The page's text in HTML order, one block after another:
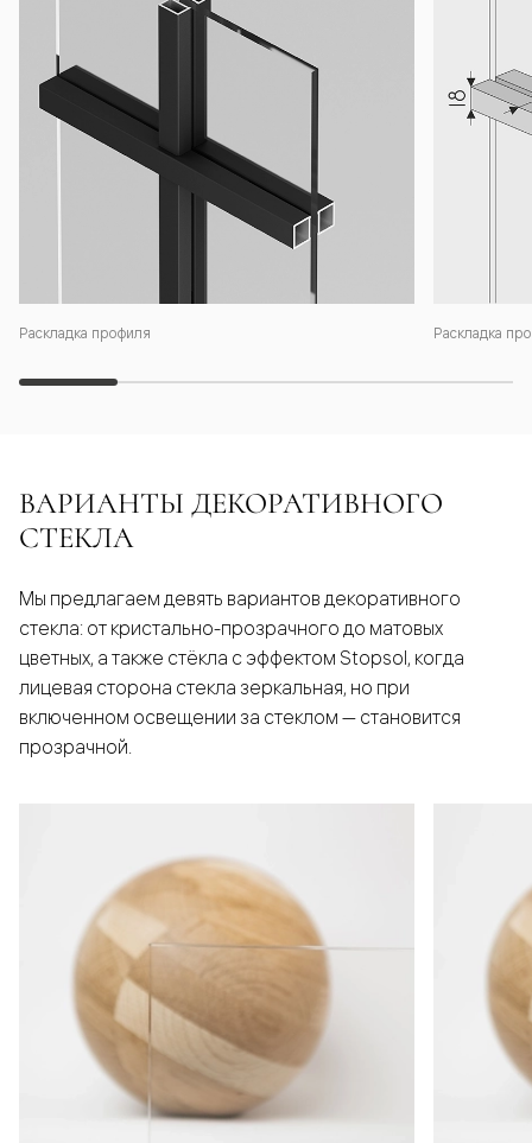
Раскладка профиля Раскладка
ВАРИАНТЫ ДЕКОРАТИВНОГО
СТЕКЛА
Мы предлагаем девять вариантов декоративного
стекла: от кристально-прозрачного до матовых
цветных, а также стёкла с эффектом Stopsol, когда
лицевая сторона стекла зеркальная, но при
включенном освещении за стеклом — становится
прозрачной.